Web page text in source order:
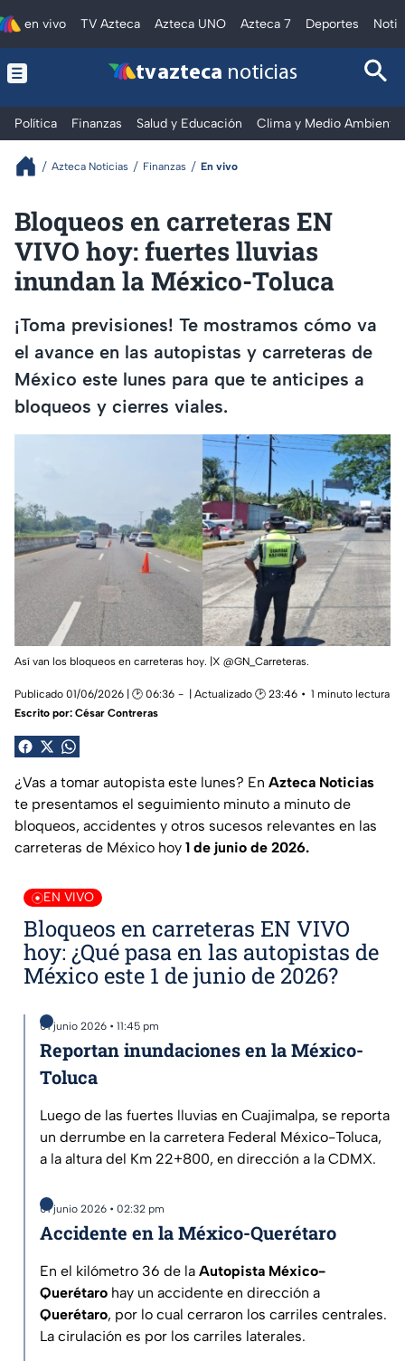
en vivo TV Azteca Azteca UNO Azteca 7 Deportes
tv azteca noticias
Política Finanzas Salud y Educación Clima y Medio Ambiente
Azteca Noticias Finanzas En vivo
Bloqueos en carreteras EN
VIVO hoy: fuertes lluvias
inundan la México-Toluca
¡Toma previsiones! Te mostramos cómo va
el avance en las autopistas y carreteras de
México este lunes para que te anticipes a
bloqueos y cierres viales.
Así van los bloqueos en carreteras hoy. |X @GN_Carreteras.
Publicado 01/06/2026 | 🕑 06:36 | Actualizado 🕑 23:46
1 minuto lectura
Escrito por: César Contreras
¿Vas a tomar autopista este lunes? En Azteca Noticias
te presentamos el seguimiento minuto a minuto de
bloqueos, accidentes y otros sucesos relevantes en las
carreteras de México hoy 1 de junio de 2026.
EN VIVO
Bloqueos en carreteras EN VIVO
hoy: ¿Qué pasa en las autopistas de
México este 1 de junio de 2026?
01 junio 2026 • 11:45 pm
Reportan inundaciones en la México-
Toluca
Luego de las fuertes lluvias en Cuajimalpa, se reporta
un derrumbe en la carretera Federal México-Toluca,
a la altura del Km 22+800, en dirección a la CDMX.
01 junio 2026 • 02:32 pm
Accidente en la México-Querétaro
En el kilómetro 36 de la Autopista México-
Querétaro hay un accidente en dirección a
Querétaro, por lo cual cerraron los carriles centrales.
La cirulación es por los carriles laterales.